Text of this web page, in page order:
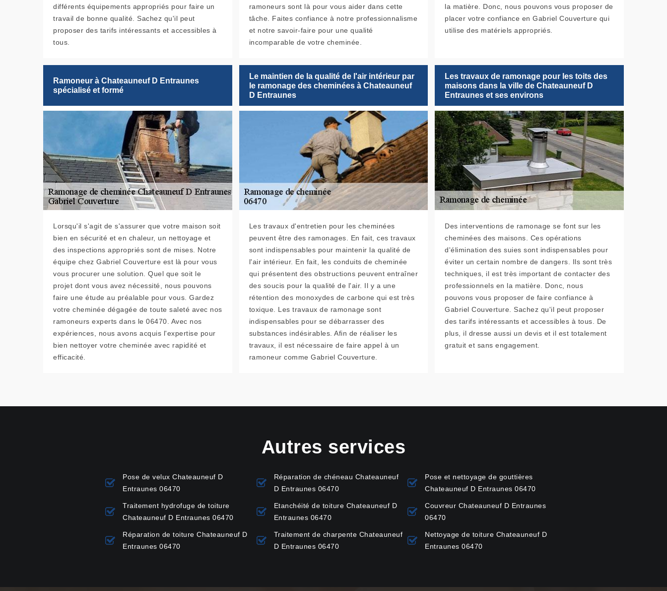
différents équipements appropriés pour faire un
travail de bonne qualité. Sachez qu'il peut
proposer des tarifs intéressants et accessibles à
tous.
ramoneurs sont là pour vous aider dans cette
tâche. Faites confiance à notre professionnalisme
et notre savoir-faire pour une qualité
incomparable de votre cheminée.
la matière. Donc, nous pouvons vous proposer de
placer votre confiance en Gabriel Couverture qui
utilise des matériels appropriés.
Ramoneur à Chateauneuf D Entraunes
spécialisé et formé
Lorsqu'il s'agit de s'assurer que votre maison soit
bien en sécurité et en chaleur, un nettoyage et
des inspections appropriés sont de mises. Notre
équipe chez Gabriel Couverture est là pour vous
vous procurer une solution. Quel que soit le
projet dont vous avez nécessité, nous pouvons
faire une étude au préalable pour vous. Gardez
votre cheminée dégagée de toute saleté avec nos
ramoneurs experts dans le 06470. Avec nos
expériences, nous avons acquis l'expertise pour
bien nettoyer votre cheminée avec rapidité et
efficacité.
Le maintien de la qualité de l'air intérieur par
le ramonage des cheminées à Chateauneuf
D Entraunes
Les travaux d'entretien pour les cheminées
peuvent être des ramonages. En fait, ces travaux
sont indispensables pour maintenir la qualité de
l'air intérieur. En fait, les conduits de cheminée
qui présentent des obstructions peuvent entraîner
des soucis pour la qualité de l'air. Il y a une
rétention des monoxydes de carbone qui est très
toxique. Les travaux de ramonage sont
indispensables pour se débarrasser des
substances indésirables. Afin de réaliser les
travaux, il est nécessaire de faire appel à un
ramoneur comme Gabriel Couverture.
Les travaux de ramonage pour les toits des
maisons dans la ville de Chateauneuf D
Entraunes et ses environs
Des interventions de ramonage se font sur les
cheminées des maisons. Ces opérations
d'élimination des suies sont indispensables pour
éviter un certain nombre de dangers. Ils sont très
techniques, il est très important de contacter des
professionnels en la matière. Donc, nous
pouvons vous proposer de faire confiance à
Gabriel Couverture. Sachez qu'il peut proposer
des tarifs intéressants et accessibles à tous. De
plus, il dresse aussi un devis et il est totalement
gratuit et sans engagement.
Autres services
Pose de velux Chateauneuf D
Entraunes 06470
Traitement hydrofuge de toiture
Chateauneuf D Entraunes 06470
Réparation de toiture Chateauneuf D
Entraunes 06470
Réparation de chéneau Chateauneuf
D Entraunes 06470
Etanchéité de toiture Chateauneuf D
Entraunes 06470
Traitement de charpente Chateauneuf
D Entraunes 06470
Pose et nettoyage de gouttières
Chateauneuf D Entraunes 06470
Couvreur Chateauneuf D Entraunes
06470
Nettoyage de toiture Chateauneuf D
Entraunes 06470